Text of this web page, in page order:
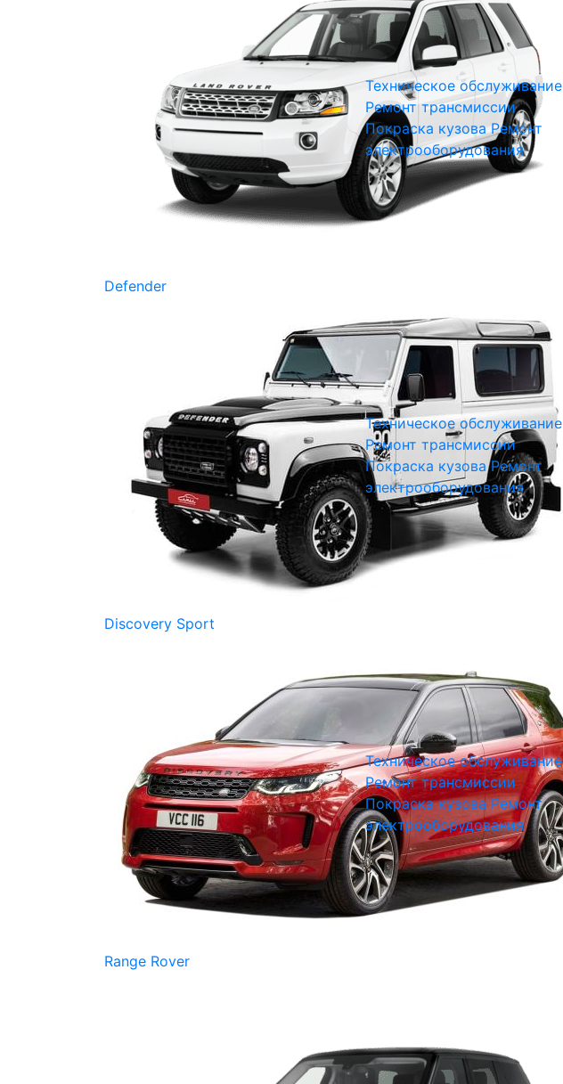
Техническое обслуживание
Ремонт трансмиссии
Покраска кузова Ремонт
электрооборудования
Defender
Техническое обслуживание
Ремонт трансмиссии
Покраска кузова Ремонт
электрооборудования
Discovery Sport
Техническое обслуживание
Ремонт трансмиссии
Покраска кузова Ремонт
электрооборудования
Range Rover